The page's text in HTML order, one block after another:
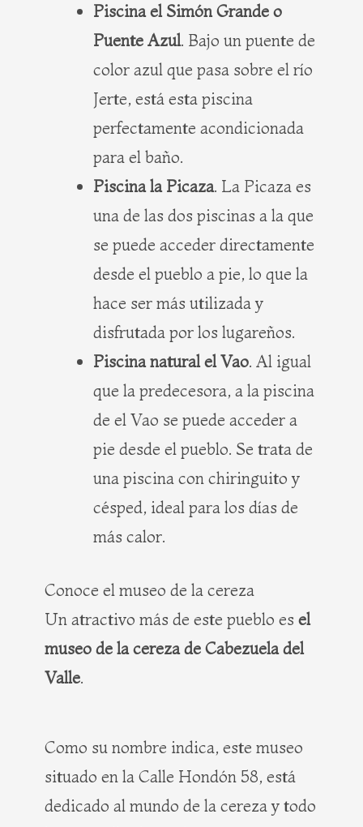
Piscina el Simón Grande o
Puente Azul. Bajo un puente de
color azul que pasa sobre el río
Jerte, está esta piscina
perfectamente acondicionada
para el baño.
Piscina la Picaza. La Picaza es
una de las dos piscinas a la que
se puede acceder directamente
desde el pueblo a pie, lo que la
hace ser más utilizada y
disfrutada por los lugareños.
Piscina natural el Vao. Al igual
que la predecesora, a la piscina
de el Vao se puede acceder a
pie desde el pueblo. Se trata de
una piscina con chiringuito y
césped, ideal para los días de
más calor.
Conoce el museo de la cereza
Un atractivo más de este pueblo es el
museo de la cereza de Cabezuela del
Valle.
Como su nombre indica, este museo
situado en la Calle Hondón 58, está
dedicado al mundo de la cereza y todo